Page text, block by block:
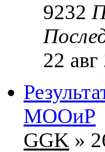
9232
22
МООиР
GGK »